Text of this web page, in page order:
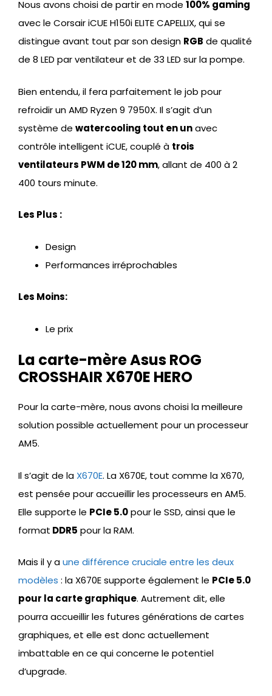
Nous avons choisi de partir en mode 100% gaming
avec le Corsair iCUE H150i ELITE CAPELLIX, qui se
distingue avant tout par son design RGB de qualité
de 8 LED par ventilateur et de 33 LED sur la pompe.
Bien entendu, il fera parfaitement le job pour
refroidir un AMD Ryzen 9 7950X. Il s’agit d’un
système de watercooling tout en unavec
contrôle intelligent iCUE, couplé à trois
ventilateurs PWM de 120 mm, allant de 400 à 2
400 tours minute.
Les Plus :
Design
Performances irréprochables
Les Moins:
Le prix
La carte-mère Asus ROG
CROSSHAIR X670E HERO
Pour la carte-mère, nous avons choisi la meilleure
solution possible actuellement pour un processeur
AM5.
Il s’agit de la X670E. La X670E, tout comme la X670,
est pensée pour accueillir les processeurs en AM5.
Elle supporte le PCIe 5.0pour le SSD, ainsi que le
format DDR5 pour la RAM.
Mais il y aune différence cruciale entre les deux
modèles : la X670E supporte également le PCIe 5.0
pour la carte graphique. Autrement dit, elle
pourra accueillir les futures générations de cartes
graphiques, et elle est donc actuellement
imbattable en ce qui concerne le potentiel
d’upgrade.